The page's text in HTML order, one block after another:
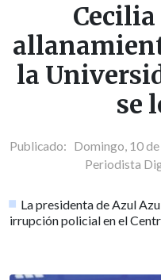
Cecilia
la
se
Publicado: Domingo, 10
Periodista
La presidenta de Azul
irrupción policial en el